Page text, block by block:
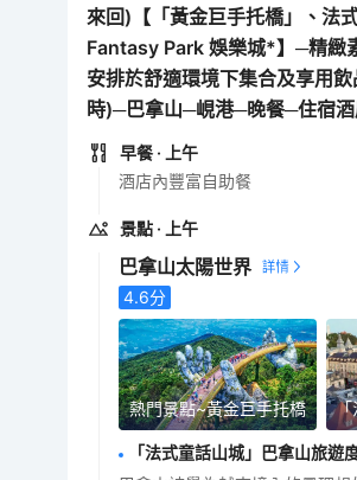
來回)【「黃金巨手托橋」、法
Fantasy Park 娛樂城*】─精緻
安排於舒適環境下集合及享用
時)─巴拿山─峴港─晚餐─住宿
早餐 · 上午
酒店內豐富自助餐
景點 · 上午
巴拿山太陽世界
4.6分
熱門景點~黃金巨手托橋
「法式童話山城」巴拿山旅遊